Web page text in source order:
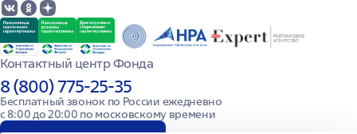
Контактный центр Фонда
8 (800) 775-25-35
Бесплатный звонок по России ежедневно
с 8:00 до 20:00 по московскому времени